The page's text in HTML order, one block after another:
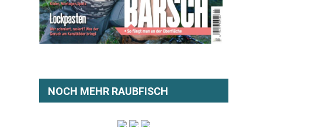
NOCH MEHR RAUBFISCH